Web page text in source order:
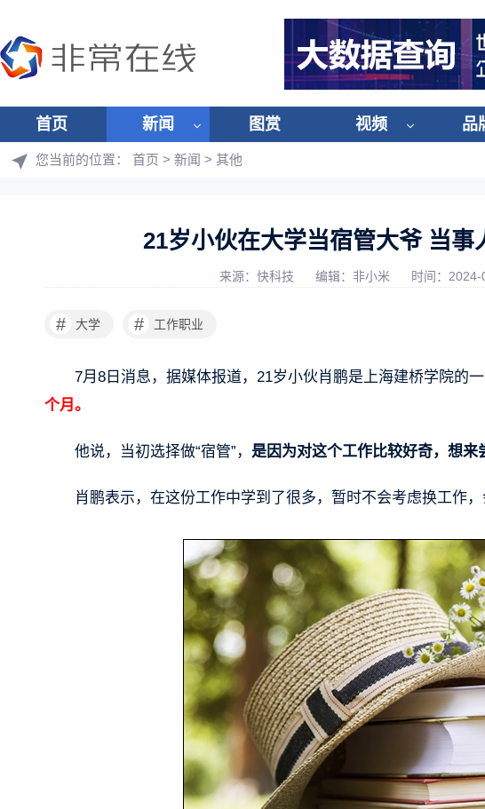
首页 新闻 图赏 视频 品
您当前的位置： 首页 > 新闻 > 其他
21岁小伙在大学当宿管大爷 当
来源：快科技 编辑：非小米 时间：
# 大学 # 工作职业
7月8日消息，据媒体报道，21岁小伙肖鹏是上海建桥学院的一
个月。
他说，当初选择做“宿管”， 是因为对这个工作比较好奇，想来
肖鹏表示，在这份工作中学到了很多，暂时不会考虑换工作，